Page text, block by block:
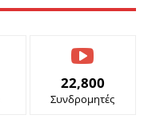
22,800
Συνδρομητές